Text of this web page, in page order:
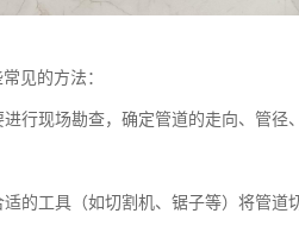
见的方法：
行现场勘查，确定管道的走向、管
的工具（如切割机、锯子等）将管道